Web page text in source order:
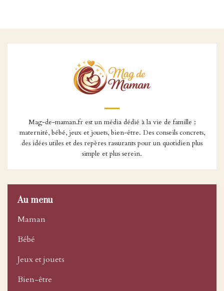
Mag-de-maman.fr est un média dédié à la vie de famille :
maternité, bébé, jeux et jouets, bien-être. Des conseils concrets,
des idées utiles et des repères rassurants pour un quotidien plus
simple et plus serein.
Au menu
Maman
Bébé
Jeux et jouets
Bien-être